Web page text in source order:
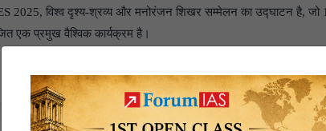
2025, विश्व दृश्य-श्रव्य और मनोरंजन शिखर सम्मेलन का उद्घाटन है, जो
एक प्रमुख वैश्विक कार्यक्रम है।